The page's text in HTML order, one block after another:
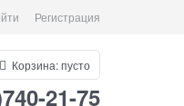
Регистрация
Корзина:пусто
21-75